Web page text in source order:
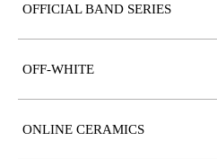
OFFICIAL BAND SERIES
OFF-WHITE
ONLINE CERAMICS